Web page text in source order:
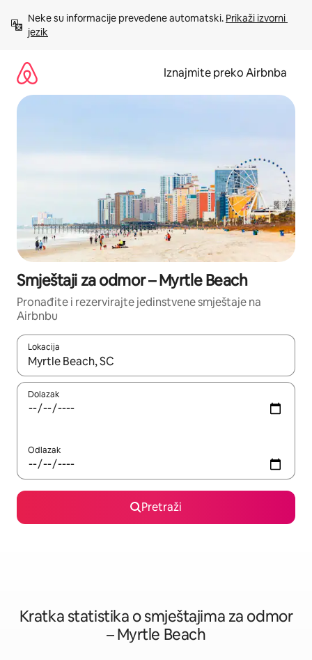
sadržaj
Neke su informacije prevedene automatski. Prikaži izvorni
jezik
Iznajmite preko Airbnba
Smještaji za odmor – Myrtle Beach
Pronađite i rezervirajte jedinstvene smještaje na
Airbnbu
Lokacija
Kada budu dostupni rezultati, moći ćete ih pregledati
Dolazak
Odlazak
Pretraži
Kratka statistika o smještajima za odmor
– Myrtle Beach